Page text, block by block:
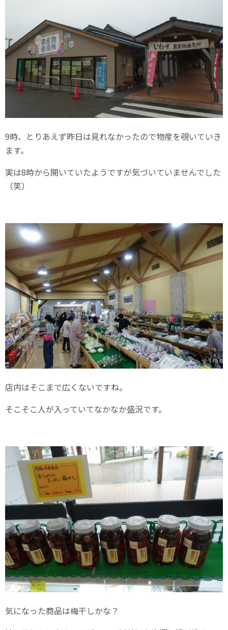
9時、とりあえず昨日は見れなかったので物産を覗いていき
ます。
実は8時から開いていたようですが気づいていませんでした
（笑）
店内はそこまで広くないですね。
そこそこ人が入っていてなかなか盛況です。
気になった商品は梅干しかな？